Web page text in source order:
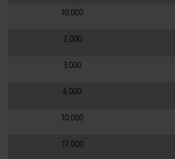
10,000
2,000
3,000
6,000
10,000
17,000